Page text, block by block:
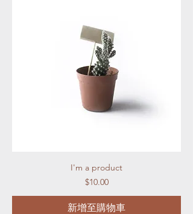
I'm a product
價格
$10.00
新增至購物車